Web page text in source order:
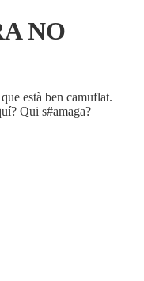
NO
està ben camuflat.
Qui s#amaga?